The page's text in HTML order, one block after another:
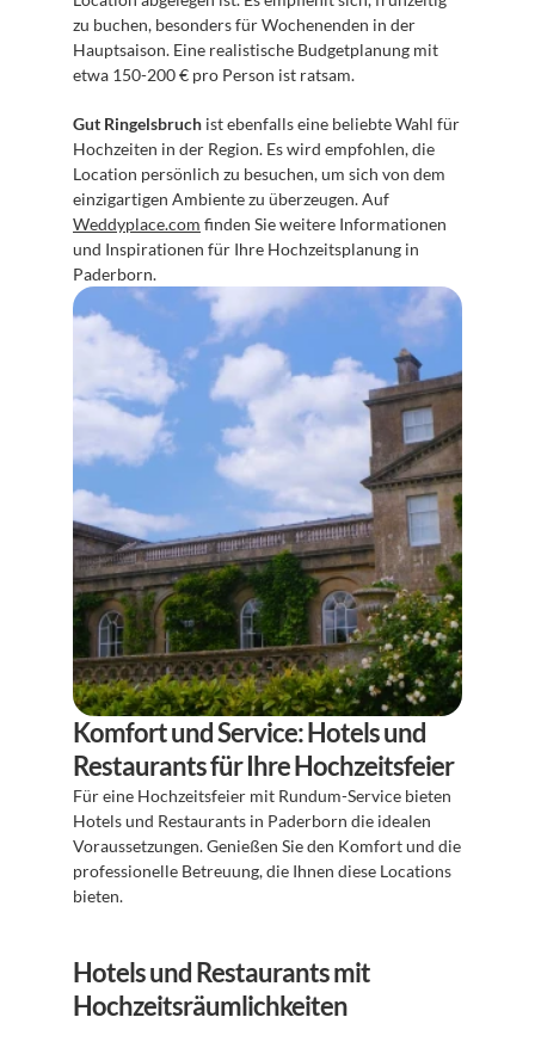
zu buchen, besonders für Wochenenden in der
Hauptsaison. Eine realistische Budgetplanung mit
etwa 150-200 € pro Person ist ratsam.
Gut Ringelsbruch ist ebenfalls eine beliebte Wahl für
Hochzeiten in der Region. Es wird empfohlen, die
Location persönlich zu besuchen, um sich von dem
Weddyplace.com finden Sie weitere Informationen
und Inspirationen für Ihre Hochzeitsplanung in
Paderborn.
Komfort und Service: Hotels und
Restaurants für Ihre Hochzeitsfeier
Für eine Hochzeitsfeier mit Rundum-Service bieten
Hotels und Restaurants in Paderborn die idealen
Voraussetzungen. Genießen Sie den Komfort und die
professionelle Betreuung, die Ihnen diese Locations
bieten.
Hotels und Restaurants mit
Hochzeitsräumlichkeiten